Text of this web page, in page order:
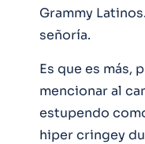
Grammy
señoría.
Es que es más,
mencionar al
estupendo
hiper cringey